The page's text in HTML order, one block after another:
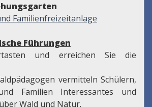
Familienfreizeitanlage
Führungen
und erreichen Sie die
vermitteln Schülern,
Familien Interessantes und
Wald und Natur.